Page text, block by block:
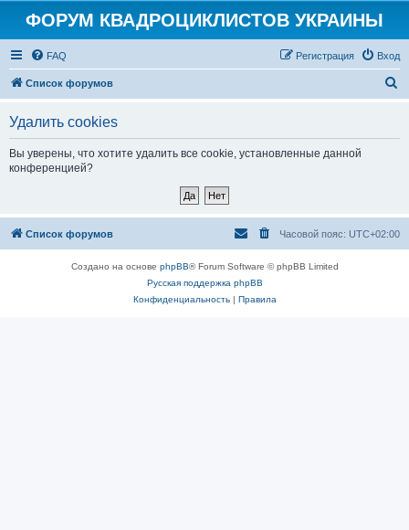
ФОРУМ КВАДРОЦИКЛИСТОВ УКРАИНЫ
FAQ Вход
Регистрация
Список форумов
Удалить cookies
Вы уверены, что хотите удалить все cookie, установленные данной
конференцией?
Список форумов Часовой пояс: UTC+02:00
Создано на основе phpBB® Forum Software © phpBB Limited
Русская поддержка phpBB
Конфиденциальность| Правила